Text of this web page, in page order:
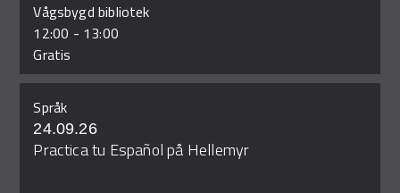
Vågsbygd bibliotek
12:00 - 13:00
Gratis
Språk
24.09.26
Practica tu Español på Hellemyr